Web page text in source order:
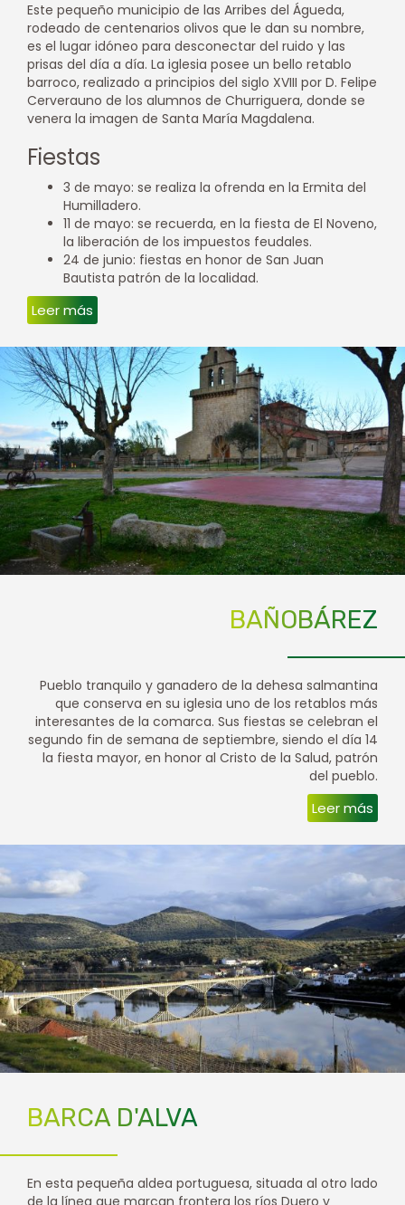
Este pequeño municipio de las Arribes del Águeda,
rodeado de centenarios olivos que le dan su nombre,
es el lugar idóneo para desconectar del ruido y las
prisas del día a día. La iglesia posee un bello retablo
barroco, realizado a principios del siglo XVIII por D. Felipe
Cerverauno de los alumnos de Churriguera, donde se
venera la imagen de Santa María Magdalena.
Fiestas
3 de mayo: se realiza la ofrenda en la Ermita del
Humilladero.
11 de mayo: se recuerda, en la fiesta de El Noveno,
la liberación de los impuestos feudales.
24 de junio: fiestas en honor de San Juan
Bautista patrón de la localidad.
Leer más
BAÑOBÁREZ
Pueblo tranquilo y ganadero de la dehesa salmantina
que conserva en su iglesia uno de los retablos más
interesantes de la comarca. Sus fiestas se celebran el
segundo fin de semana de septiembre, siendo el día 14
la fiesta mayor, en honor al Cristo de la Salud, patrón
del pueblo.
Leer más
BARCA D'ALVA
En esta pequeña aldea portuguesa, situada al otro lado